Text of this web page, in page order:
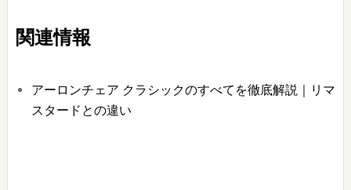
関連情報
アーロンチェア クラシックのすべてを徹底解説｜リマ
スタードとの違い